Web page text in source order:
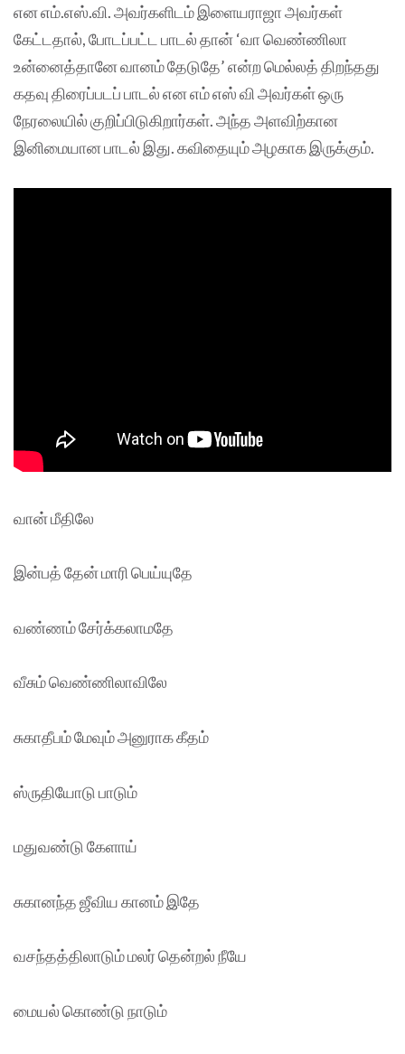
என எம்.எஸ்.வி. அவர்களிடம் இளையராஜா அவர்கள்
கேட்டதால், போடப்பட்ட பாடல் தான் ‘வா வெண்ணிலா
உன்னைத்தானே வானம் தேடுதே’ என்ற மெல்லத் திறந்தது
கதவு திரைப்படப் பாடல் என எம் எஸ் வி அவர்கள் ஒரு
நேரலையில் குறிப்பிடுகிறார்கள். அந்த அளவிற்கான
இனிமையான பாடல் இது. கவிதையும் அழகாக இருக்கும்.
வான் மீதிலே
இன்பத் தேன் மாரி பெய்யுதே
வண்ணம் சேர்க்கலாமதே
வீசும் வெண்ணிலாவிலே
சுகாதீபம் மேவும் அனுராக கீதம்
ஸ்ருதியோடு பாடும்
மதுவண்டு கேளாய்
சுகானந்த ஜீவிய கானம் இதே
வசந்தத்திலாடும் மலர் தென்றல் நீயே
மையல் கொண்டு நாடும்